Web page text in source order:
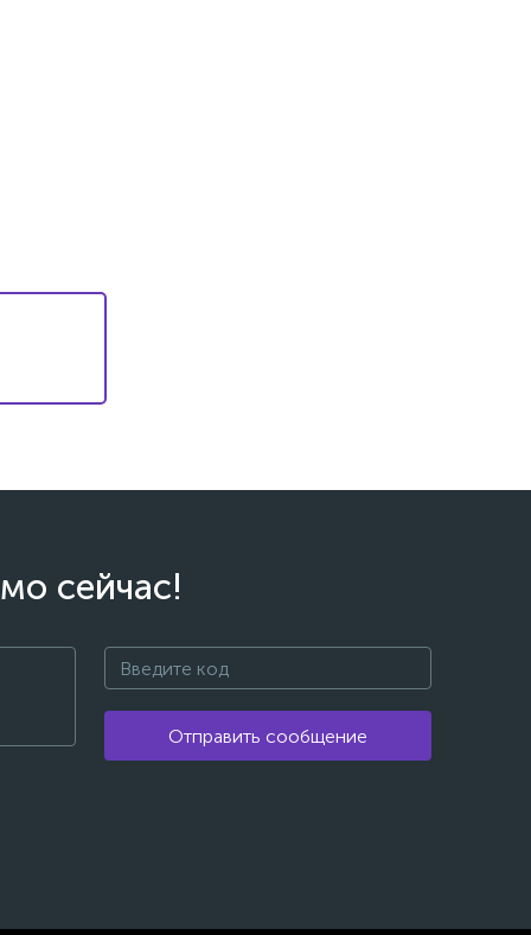
сейчас!
Отправить сообщение